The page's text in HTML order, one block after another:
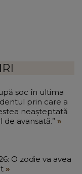
șoc în ultima
prin care a
neașteptată
de avansată.”
O zodie va avea